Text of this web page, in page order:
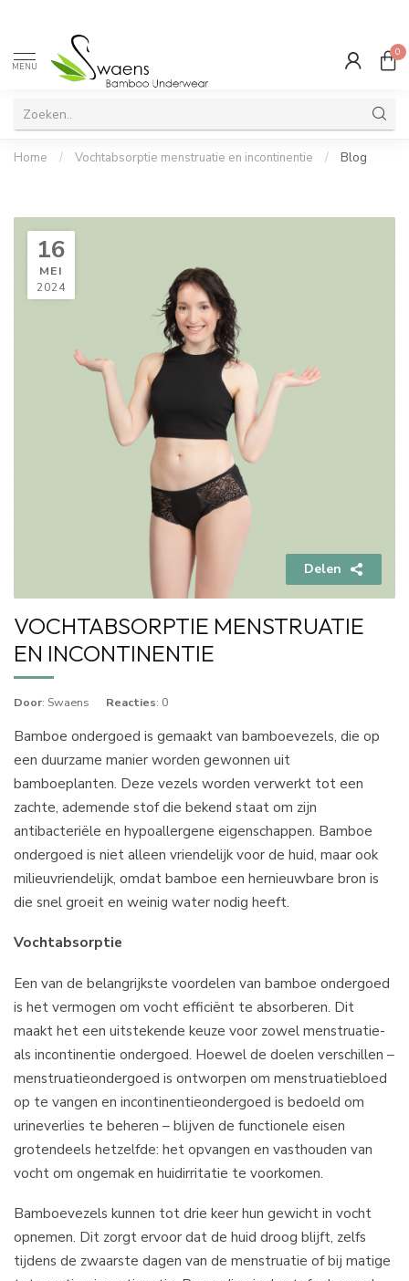
MENU
0
Home / Vochtabsorptie menstruatie en incontinentie / Blog
16
MEI
2024
Delen
VOCHTABSORPTIE MENSTRUATIE
EN INCONTINENTIE
Door: Swaens Reacties: 0
Bamboe ondergoed is gemaakt van bamboevezels, die op
een duurzame manier worden gewonnen uit
bamboeplanten. Deze vezels worden verwerkt tot een
zachte, ademende stof die bekend staat om zijn
antibacteriële en hypoallergene eigenschappen. Bamboe
ondergoed is niet alleen vriendelijk voor de huid, maar ook
milieuvriendelijk, omdat bamboe een hernieuwbare bron is
die snel groeit en weinig water nodig heeft.
Vochtabsorptie
Een van de belangrijkste voordelen van bamboe ondergoed
is het vermogen om vocht efficiënt te absorberen. Dit
maakt het een uitstekende keuze voor zowel menstruatie-
als incontinentie ondergoed. Hoewel de doelen verschillen –
menstruatieondergoed is ontworpen om menstruatiebloed
op te vangen en incontinentieondergoed is bedoeld om
urineverlies te beheren – blijven de functionele eisen
grotendeels hetzelfde: het opvangen en vasthouden van
vocht om ongemak en huidirritatie te voorkomen.
Bamboevezels kunnen tot drie keer hun gewicht in vocht
opnemen. Dit zorgt ervoor dat de huid droog blijft, zelfs
tijdens de zwaarste dagen van de menstruatie of bij matige